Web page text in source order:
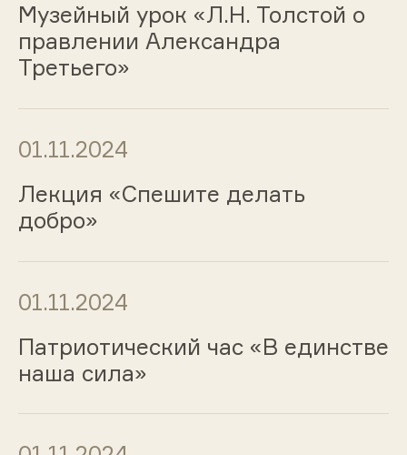
Музейный урок «Л.Н. Толстой о
правлении Александра
Третьего»
01.11.2024
Лекция «Спешите делать
добро»
01.11.2024
Патриотический час «В единстве
наша сила»